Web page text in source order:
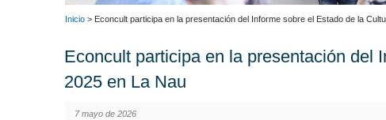
Inicio > Econcult participa en la presentación del Informe sobre el Estado de la
Econcult participa en la presentación del
2025 en La Nau
7 mayo de 2026